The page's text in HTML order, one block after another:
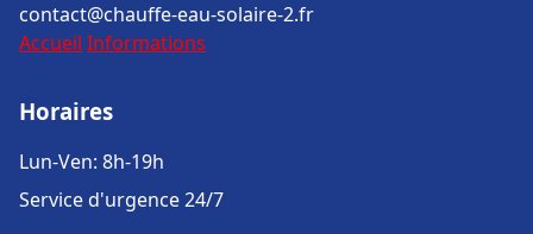
contact@chauffe-eau-solaire-2.fr
Accueil Informations
Horaires
Lun-Ven: 8h-19h
Service d'urgence 24/7